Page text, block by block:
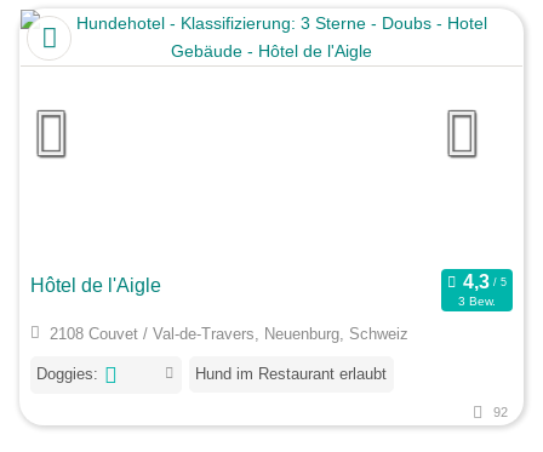
Hôtel de l'Aigle
3 Bew.
2108 Couvet / Val-de-Travers, Neuenburg, Schweiz
Doggies: Hund im Restaurant erlaubt
92